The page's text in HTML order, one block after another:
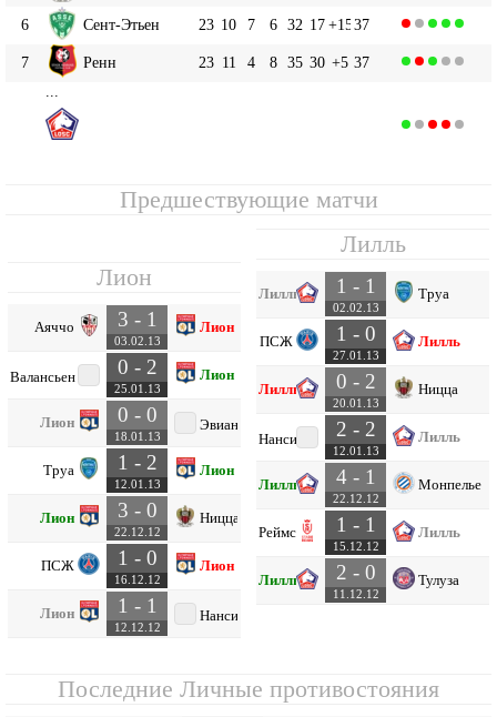
6 Сент-Этьен 23 10 7 6 32 17+1537
7 Ренн 23 11 4 8 35 30 +5 37
Предшествующие матчи
Лион
Аяччо 3 - 1
03.02.13
Лион
Валансьен 0 - 2
25.01.13
Лион
Лион 0 - 0
18.01.13
Эвиан
Труа 1 - 2
12.01.13
Лион
Лион 3 - 0
22.12.12
Ницца
ПСЖ 1 - 0
16.12.12
Лион
Лион 1 - 1
12.12.12
Нанси
Лилль
Лилль 1 - 1
02.02.13
Труа
ПСЖ 1 - 0
27.01.13
Лилль
Лилль 0 - 2
20.01.13
Ницца
Нанси 2 - 2
12.01.13
Лилль
Лилль 4 - 1
22.12.12
Монпелье
Реймс 1 - 1
15.12.12
Лилль
Лилль 2 - 0
11.12.12
Тулуза
Последние Личные противостояния